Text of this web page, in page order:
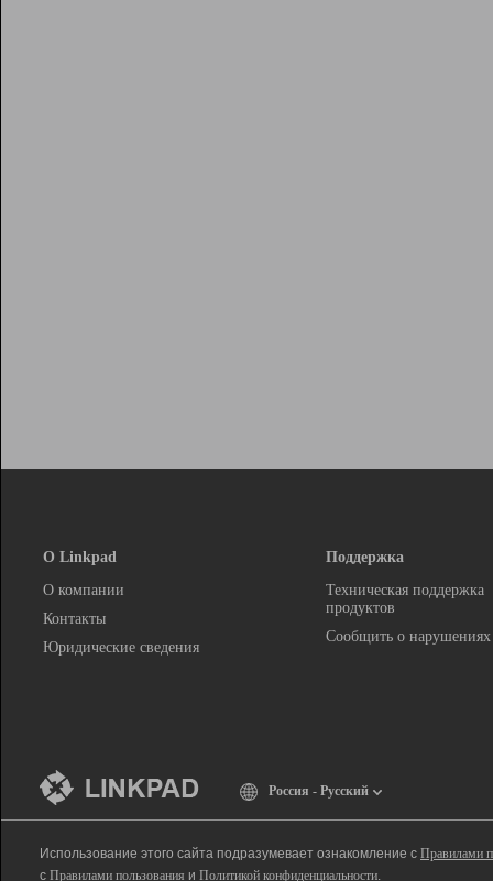
О Linkpad
О компании
Контакты
Юридические сведения
Поддержка
Техническая поддержка
продуктов
Сообщить о нарушениях
Россия - Русский
Использование этого сайта подразумевает ознакомление с Правилами
с Правилами пользования и Политикой конфиденциальности.